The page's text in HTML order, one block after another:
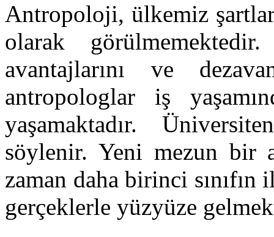
Antropoloji, ülkemiz
olarak
avantajlarını ve
antropologlar iş
yaşamaktadır.
söylenir. Yeni mezun bir
zaman daha birinci sınıfın
gerçeklerle yüzyüze